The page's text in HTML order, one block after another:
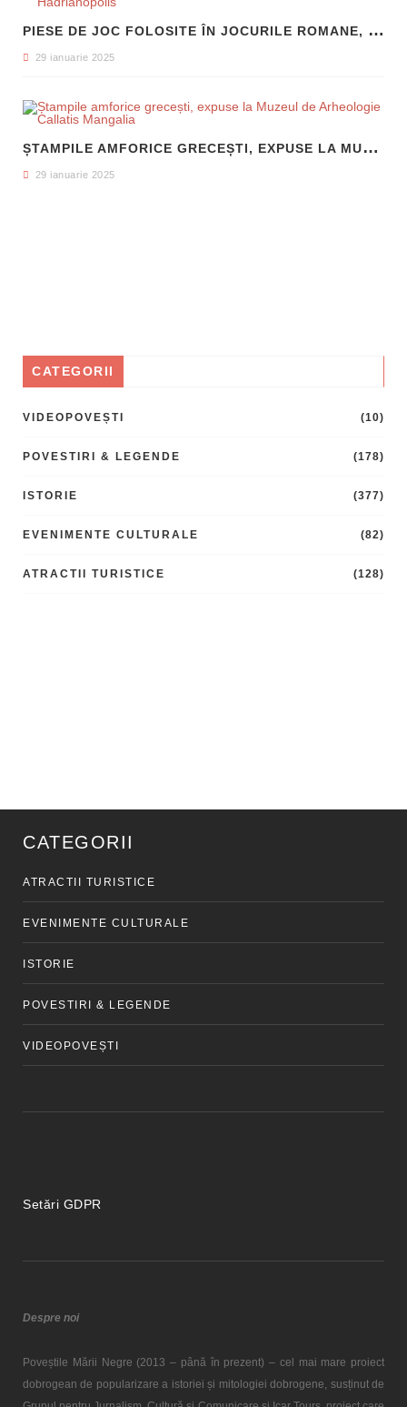
P
IESE DE JOC FOLOSITE ÎN JOCURILE ROMANE, DESCOPERITE LA HADRIANOPOLIS
29 ianuarie 2025
Ș
TAMPILE AMFORICE GRECEȘTI, EXPUSE LA MUZEUL DE ARHEOLOGIE CALLATIS MANGALIA
29 ianuarie 2025
CATEGORII
VIDEOPOVEȘTI (10)
POVESTIRI & LEGENDE (178)
ISTORIE (377)
EVENIMENTE CULTURALE (82)
ATRACTII TURISTICE (128)
CATEGORII
ATRACTII TURISTICE
EVENIMENTE CULTURALE
ISTORIE
POVESTIRI & LEGENDE
VIDEOPOVEȘTI
Setări GDPR
Despre noi
Poveștile Mării Negre (2013 – până în prezent) – cel mai mare proiect
dobrogean de popularizare a istoriei și mitologiei dobrogene, susținut de